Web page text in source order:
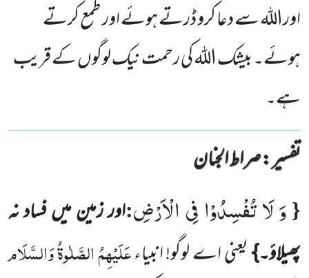
اوراللہ سے دعا کرو ڈرتے ہوئے اور طمع کرتے
ہوئے۔ بیشک اللہ کی رحمت نیک لوگوں کے قریب
ہے۔
تفسیر : ‎صراط الجنان
{وَ لَا تُفْسِدُوْا فِی الْاَرْضِ:اور زمین میں فساد نہ
پھیلاؤ۔}یعنی اے لوگو! انبیاءعَلَیْہِمُ الصَّلٰوۃُ وَالسَّلَام